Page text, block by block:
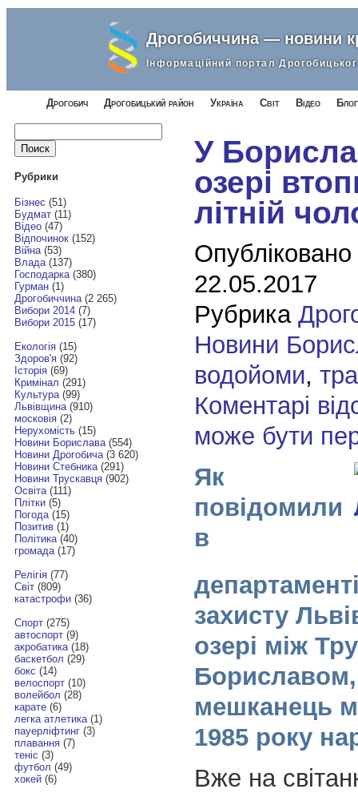
Дрогобиччина — новини
Інформаційний портал
Дрогобич Дрогобицький район Україна Світ Відео
Найти:
Рубрики
Бізнес (51)
Будмат(11)
Відео(47)
Відпочинок(152)
Війна(53)
Влада(137)
Господарка(380)
Гурман(1)
Дрогобиччина(2 265)
Вибори 2014(7)
Вибори 2015(17)
Екологія(15)
Здоров'я(92)
Історія(69)
Кримінал (291)
Культура(99)
Львівщина(910)
московія(2)
Нерухомість(15)
Новини Борислава(554)
Новини Дрогобича(3 620)
Новини Стебника(291)
Новини Трускавця(902)
Освіта(111)
Плітки(5)
Погода(15)
Позитив(1)
Політика(40)
громада(17)
Релігія(77)
Світ(809)
катастрофи(36)
Спорт(275)
автоспорт(9)
акробатика(18)
баскетбол (29)
бокс (14)
велоспорт(10)
волейбол (28)
карате(6)
легка атлетика(1)
пауерліфтинг(3)
плавання(7)
теніс (3)
футбол (49)
хокей(6)
У
озері
літній
22.05.2017
Рубрика
Новини
водойоми,
Коментарі
може бути
Як
повідомили
в
захисту
озері між
мешканець
1985 року
Вже на